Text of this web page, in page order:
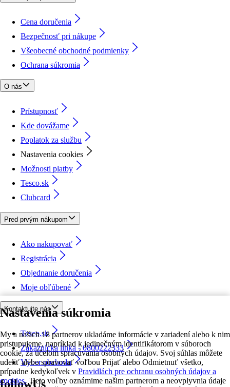
Nastavenia súkromia
My a našich 18 partnerov ukladáme informácie v zariadení alebo k nim
pristupujeme, napríklad k jedinečným identifikátorom v súboroch
cookie, za účelom spracúvania osobných údajov. Svoj súhlas môžete
udeliť alebo spravovať voľbou Prijať alebo Odmietnuť všetko,
prípadne kedykoľvek v Pravidlách pre ochranu osobných údajov a
cookies. Tieto voľby oznámime našim partnerom a neovplyvnia údaje
Cena doručenia
Bezpečnosť pri nákupe
Všeobecné obchodné podmienky
Ochrana súkromia
O nás
Prístupnosť
Kde dovážame
Poplatok za službu
Nastavenia cookies
Možnosti platby
Tesco.sk
Clubcard
Pred prvým nákupom
Ako nakupovať
Registrácia
Objednanie doručenia
Moje obľúbené
Kontaktujte nás
Tesco.sk
Zákaznícka linka - 0800222333
Výber obchodu
followUs